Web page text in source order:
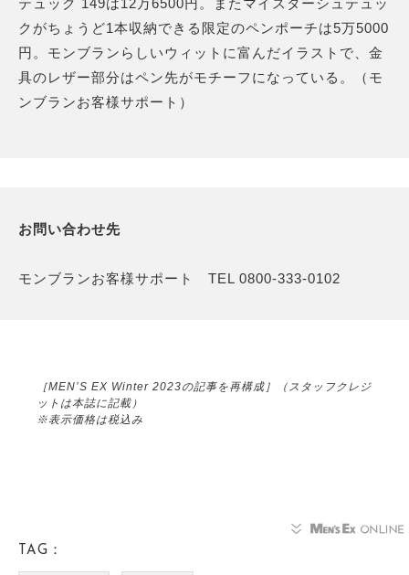
テュック 149は12万6500円。またマイスターシュテュッ
クがちょうど1本収納できる限定のペンポーチは5万5000
円。モンブランらしいウィットに富んだイラストで、金
具のレザー部分はペン先がモチーフになっている。（モ
ンブランお客様サポート）
お問い合わせ先
モンブランお客様サポート TEL 0800-333-0102
［MEN’S EX Winter 2023の記事を再構成］（スタッフクレジ
ットは本誌に記載）
※表示価格は税込み
TAG：